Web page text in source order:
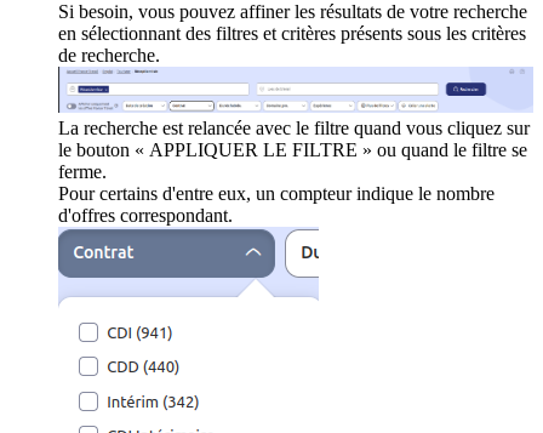
Si besoin, vous pouvez affiner les résultats de votre recherche
en sélectionnant des filtres et critères présents sous les critères
de recherche.
La recherche est relancée avec le filtre quand vous cliquez sur
le bouton « APPLIQUER LE FILTRE » ou quand le filtre se
ferme.
Pour certains d'entre eux, un compteur indique le nombre
d'offres correspondant.